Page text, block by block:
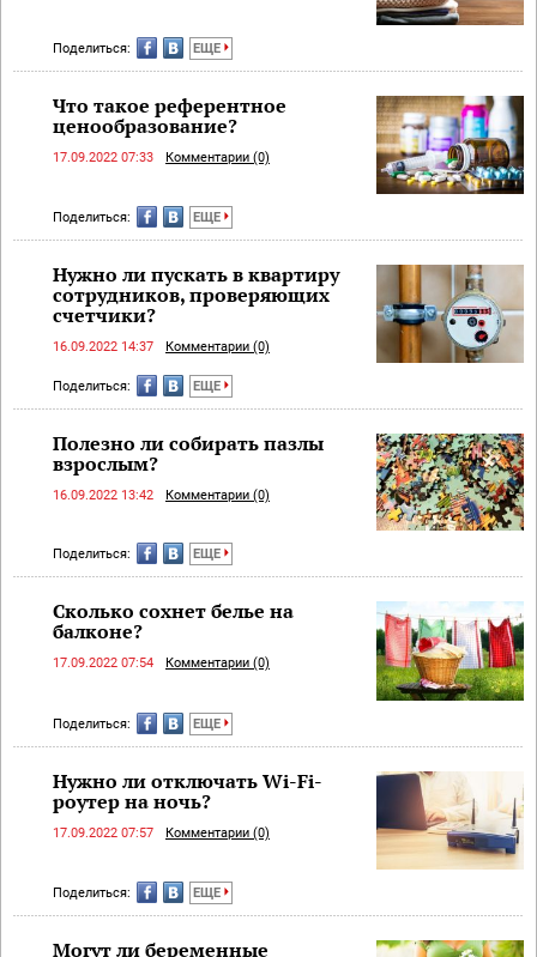
Поделиться: ЕЩЕ
Что такое референтное
ценообразование?
17.09.2022 07:33 Комментарии (0)
Поделиться: ЕЩЕ
Нужно ли пускать в квартиру
сотрудников, проверяющих
счетчики?
16.09.2022 14:37 Комментарии (0)
Поделиться: ЕЩЕ
Полезно ли собирать пазлы
взрослым?
16.09.2022 13:42 Комментарии (0)
Поделиться: ЕЩЕ
Сколько сохнет белье на
балконе?
17.09.2022 07:54 Комментарии (0)
Поделиться: ЕЩЕ
Нужно ли отключать Wi-Fi-
роутер на ночь?
17.09.2022 07:57 Комментарии (0)
Поделиться: ЕЩЕ
Могут ли беременные